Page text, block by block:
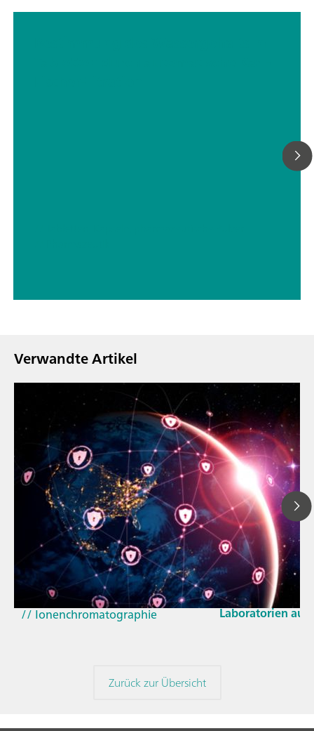
Verwandte Artikel
23. März 2026
Wie sich die
und der EU-
Laboratorien
// Blogartikel
// Nahinfrarot-Spektroskopie
(NIRS)
// Ionenchromatographie
Zurück zur Übersicht